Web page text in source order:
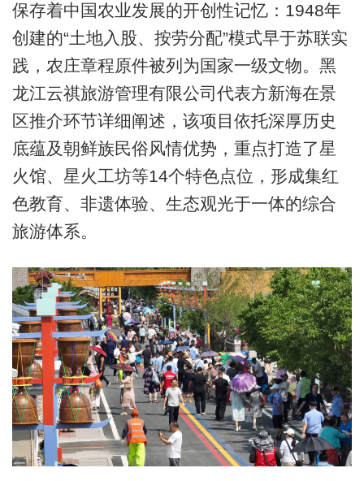
保存着中国农业发展的开创性记忆：1948年
创建的“土地入股、按劳分配”模式早于苏联实
践，农庄章程原件被列为国家一级文物。黑
龙江云祺旅游管理有限公司代表方新海在景
区推介环节详细阐述，该项目依托深厚历史
底蕴及朝鲜族民俗风情优势，重点打造了星
火馆、星火工坊等14个特色点位，形成集红
色教育、非遗体验、生态观光于一体的综合
旅游体系。